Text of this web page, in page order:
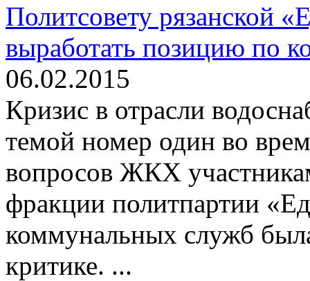
Политсовету рязанской
выработать позицию по
06.02.2015
Кризис в отрасли
темой номер один во
вопросов ЖКХ
фракции политпартии
коммунальных служб
критике. ...